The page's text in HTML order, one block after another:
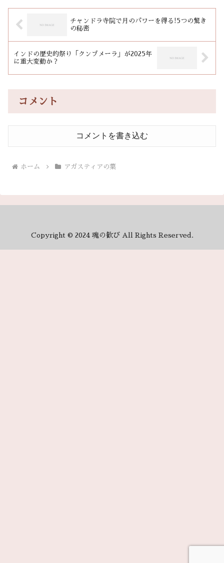
チャンドラ寺院で月のパワーを得る!5つの驚き
の秘密
インドの歴史的祭り「クンブメーラ」が2025年
に重大変動か？
コメント
コメントを書き込む
ホーム アガスティアの葉
Copyright © 2024 魂の歓び All Rights Reserved.